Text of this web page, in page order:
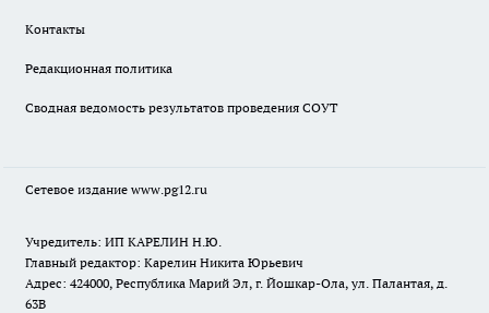
Контакты
Редакционная политика
Сводная ведомость результатов проведения СОУТ
Сетевое издание www.pg12.ru
Учредитель: ИП КАРЕЛИН Н.Ю.
Главный редактор: Карелин Никита Юрьевич
Адрес: 424000, Республика Марий Эл, г. Йошкар-Ола, ул. Палантая, д.
63В